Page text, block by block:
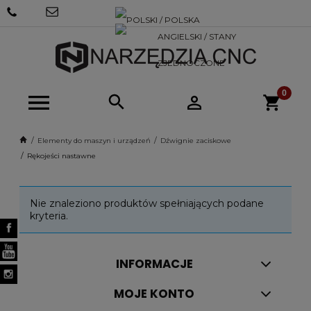
SKLEP@NARZEDZIACNC.PL
Elementy do maszyn i urządzeń
Dźwignie zaciskowe
Rękojeści nastawne
Nie znaleziono produktów spełniających podane
kryteria.
INFORMACJE
MOJE KONTO